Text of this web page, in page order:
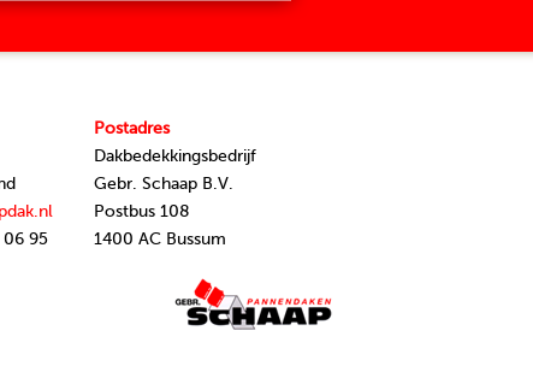
95
Postadres
Dakbedekkingsbedrijf
Gebr. Schaap B.V.
Postbus 108
1400 AC Bussum